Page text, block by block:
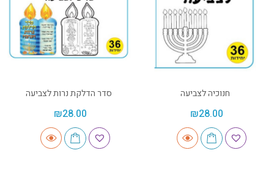
חנוכיה לצביעה
₪28.00
סדר הדלקת נרות לצביעה
₪28.00